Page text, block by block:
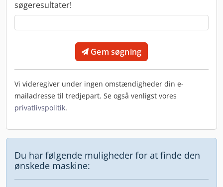
søgeresultater!
Gem søgning
Vi videregiver under ingen omstændigheder din e-
mailadresse til tredjepart. Se også venligst vores
privatlivspolitik.
Du har følgende muligheder for at finde den
ønskede maskine: